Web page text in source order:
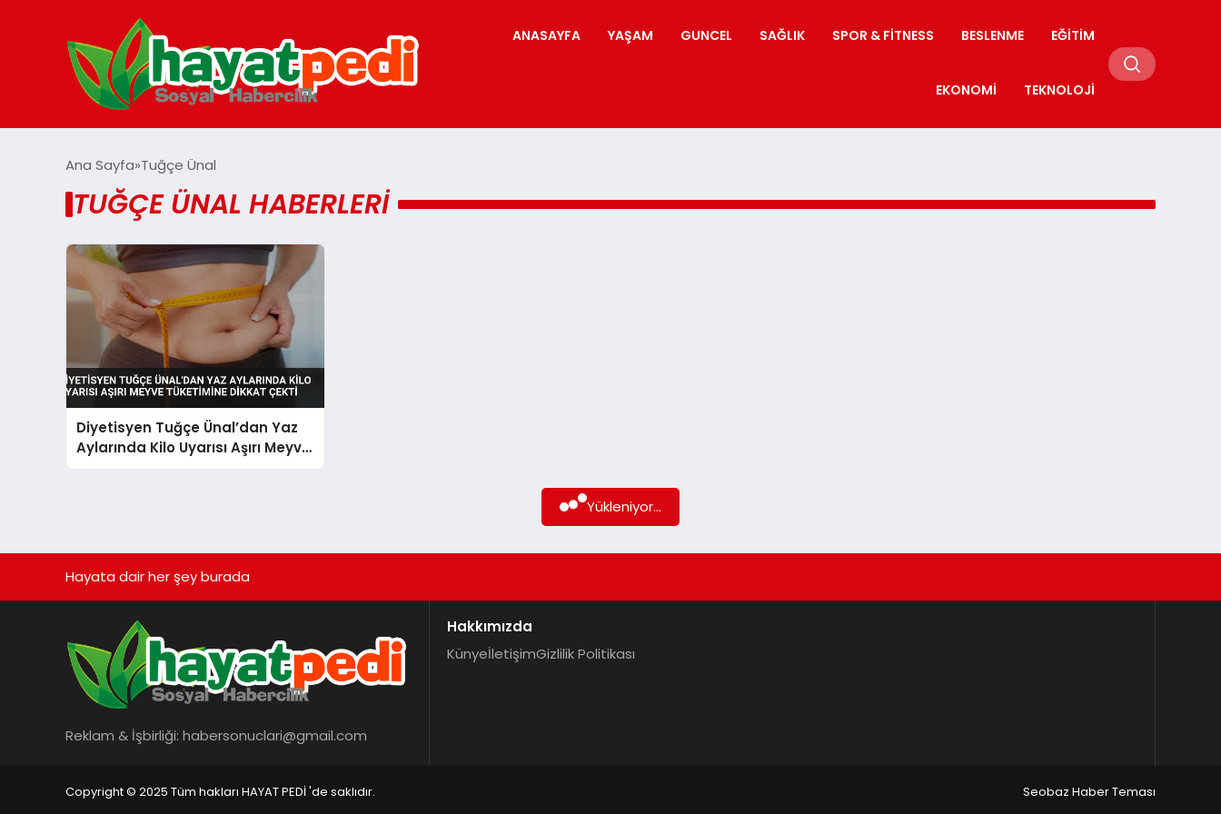
ANASAYFA YAŞAM GUNCEL SAĞLIK SPOR & FITNESS BESLENME EĞITIM
EKONOMI TEKNOLOJI
Ana Sayfa Tuğçe Ünal
TUĞÇE ÜNAL HABERLERI
Diyetisyen Tuğçe Ünal’dan Yaz
Aylarında Kilo Uyarısı Aşırı Meyve
Tüketimine Dikkat Çekti
Yükleniyor...
Hayata dair her şey burada
Reklam & İşbirliği: habersonuclari@gmail.com
Hakkımızda
KünyeİletişimGizlilik Politikası
Copyright © 2025 Tüm hakları HAYAT PEDİ 'de saklıdır. Seobaz Haber Teması